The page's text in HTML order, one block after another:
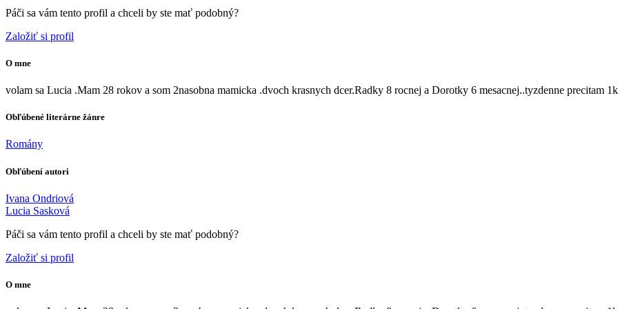
Páči sa vám tento profil a chceli by ste mať podobný?
Založiť si profil
O mne
volam sa Lucia .Mam 28 rokov a som 2nasobna mamicka .dvoch krasnych dcer.Radky 8 rocnej a Dorotky 6 mesacnej..tyzdenne precitam
Obľúbené literárne žánre
Romány
Obľúbení autori
Ivana Ondriová
Lucia Sasková
Páči sa vám tento profil a chceli by ste mať podobný?
Založiť si profil
O mne